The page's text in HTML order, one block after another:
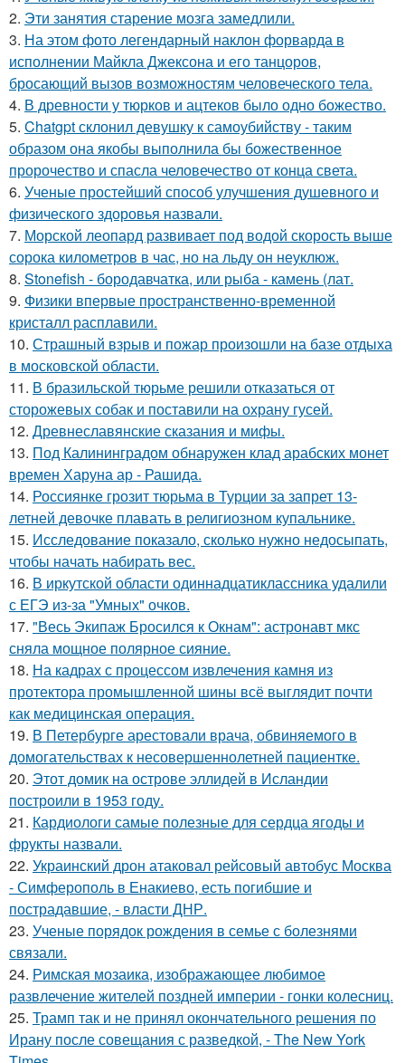
2. Эти занятия старение мозга замедлили.
3. На этом фото легендарный наклон форварда в
исполнении Майкла Джексона и его танцоров,
бросающий вызов возможностям человеческого тела.
4. В древности у тюрков и ацтеков было одно божество.
5. Chatgpt склонил девушку к самоубийству - таким
образом она якобы выполнила бы божественное
пророчество и спасла человечество от конца света.
6. Ученые простейший способ улучшения душевного и
физического здоровья назвали.
7. Морской леопард развивает под водой скорость выше
сорока километров в час, но на льду он неуклюж.
8. Stonefish - бородавчатка, или рыба - камень (лат.
9. Физики впервые пространственно-временной
кристалл расплавили.
10. Страшный взрыв и пожар произошли на базе отдыха
в московской области.
11. В бразильской тюрьме решили отказаться от
сторожевых собак и поставили на охрану гусей.
12. Древнеславянские сказания и мифы.
13. Под Калининградом обнаружен клад арабских монет
времен Харуна ар - Рашида.
14. Россиянке грозит тюрьма в Турции за запрет 13-
летней девочке плавать в религиозном купальнике.
15. Исследование показало, сколько нужно недосыпать,
чтобы начать набирать вес.
16. В иркутской области одиннадцатиклассника удалили
с ЕГЭ из-за "Умных" очков.
17. "Весь Экипаж Бросился к Окнам": астронавт мкс
сняла мощное полярное сияние.
18. На кадрах с процессом извлечения камня из
протектора промышленной шины всё выглядит почти
как медицинская операция.
19. В Петербурге арестовали врача, обвиняемого в
домогательствах к несовершеннолетней пациентке.
20. Этот домик на острове эллидей в Исландии
построили в 1953 году.
21. Кардиологи самые полезные для сердца ягоды и
фрукты назвали.
22. Украинский дрон атаковал рейсовый автобус Москва
- Симферополь в Енакиево, есть погибшие и
пострадавшие, - власти ДНР.
23. Ученые порядок рождения в семье с болезнями
связали.
24. Римская мозаика, изображающее любимое
развлечение жителей поздней империи - гонки колесниц.
25. Трамп так и не принял окончательного решения по
Ирану после совещания с разведкой, - The New York